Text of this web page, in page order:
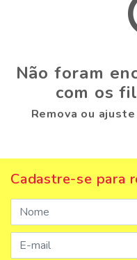
Não foram
com os
Remova ou
Cadastre-se para